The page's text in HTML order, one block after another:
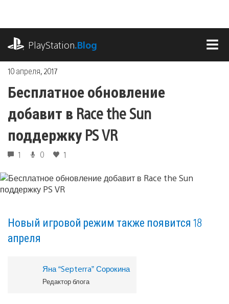
содержимому
PlayStation.Blog
10 апреля, 2017
Бесплатное обновление
добавит в Race the Sun
поддержку PS VR
1 0 1
Новый игровой режим также появится 18
апреля
Яна “Septerra” Сорокина
Редактор блога